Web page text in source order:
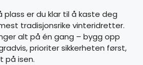
plass er du klar til å kaste deg
tradisjonsrike vinteridretter.
alt på én gang – bygg opp
prioriter sikkerheten først,
på isen.